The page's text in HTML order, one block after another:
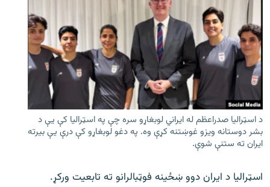
د اسټرالیا صدراعظم له ایراني لوبغاړو سره چې په اسټرالیا کې يې د
بشر دوستانه ویزو غوښتنه کړې وه. په دغو لوبغاړو کې درې يې بیرته
ایران ته ستنې شوې.
اسټرالیا د ایران دوو ښځینه فوټبالرانو ته تابعیت ورکړ.